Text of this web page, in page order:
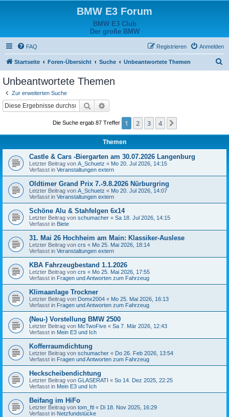
BMW E3 Forum
BMW E3 Club
Der große BMW
FAQ Anmelden
Registrieren
Startseite Foren-Übersicht Suche Unbeantwortete Themen
Unbeantwortete Themen
Zur erweiterten Suche
Suche
Die Suche ergab 87 Treffer 1 2 3 4
Themen
Castle & Cars -Biergarten am 30.07.2026 Langenburg
Letzter Beitrag von A_Schuetz « Mo 20. Jul 2026, 14:15
Verfasst in Veranstaltungen extern
Oldtimer Grand Prix 7.-9.8.2026 Nürburgring
Letzter Beitrag von A_Schuetz « Mo 20. Jul 2026, 14:07
Verfasst in Veranstaltungen extern
Schöne Alu & Stahfelgen 6x14
Letzter Beitrag von schumacher « Sa 18. Jul 2026, 14:15
Verfasst in Biete
31. Mai 26 Hochheim am Main: Klassiker-Auslese
Letzter Beitrag von crs « Mo 25. Mai 2026, 18:14
Verfasst in Veranstaltungen extern
KBA Fahrzeugbestand 1.1.2026
Letzter Beitrag von crs « Mo 25. Mai 2026, 17:55
Verfasst in Fragen und Antworten zum Fahrzeug
Klimaanlage Trockner
Letzter Beitrag von Domx2004 « Mo 25. Mai 2026, 16:13
Verfasst in Fragen und Antworten zum Fahrzeug
(Neu-) Vorstellung BMW 2500
Letzter Beitrag von McTwoFive « Sa 7. Mär 2026, 12:43
Verfasst in Mein E3 und Ich
Kofferraumdichtung
Letzter Beitrag von schumacher « Do 26. Feb 2026, 13:54
Verfasst in Fragen und Antworten zum Fahrzeug
Heckscheibendichtung
Letzter Beitrag von GLASERATI « So 14. Dez 2025, 22:25
Verfasst in Mein E3 und Ich
Beifang im HiFo
Letzter Beitrag von tom_ftl « Di 18. Nov 2025, 16:29
Verfasst in Netzfundstücke